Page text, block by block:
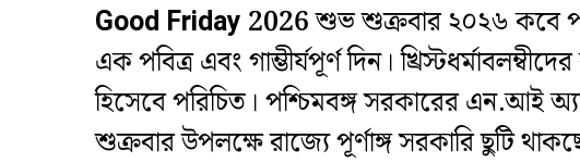
Good Friday 2026শুভ শুক্রবার ২০২৬ কবে
এক পবিত্র এবং গাম্ভীর্যপূর্ণ দিন।
হিসেবে পরিচিত। পশ্চিমবঙ্গ সরকারের এন.আই
শুক্রবার উপলক্ষে রাজ্যে পূর্ণাঙ্গ সরকারি ছুটি